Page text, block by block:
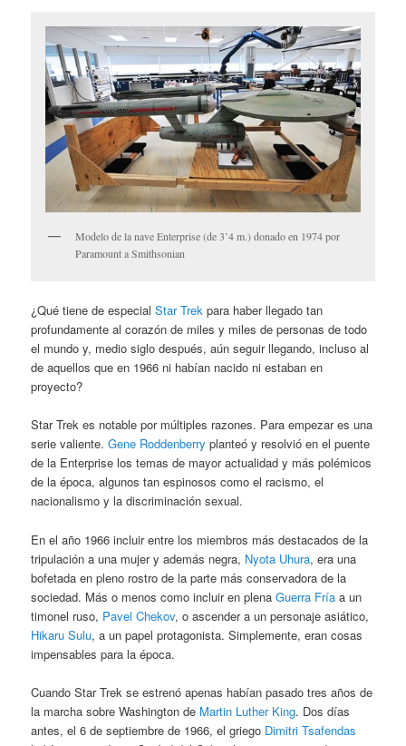
Modelo de la nave Enterprise (de 3’4 m.) donado en 1974 por
Paramount a Smithsonian
¿Qué tiene de especialStar Trek para haber llegado tan
profundamente al corazón de miles y miles de personas de todo
el mundo y, medio siglo después, aún seguir llegando, incluso al
de aquellos que en 1966 ni habían nacido ni estaban en
proyecto?
Star Trek es notable por múltiples razones. Para empezar es una
serie valiente.Gene Roddenberry planteó y resolvió en el puente
de la Enterprise los temas de mayor actualidad y más polémicos
de la época, algunos tan espinosos como el racismo, el
nacionalismo y la discriminación sexual.
En el año 1966 incluir entre los miembros más destacados de la
tripulación a una mujer y además negra, Nyota Uhura, era una
bofetada en pleno rostro de la parte más conservadora de la
sociedad. Más o menos como incluir en plenaGuerra Fría a un
timonel ruso, Pavel Chekov, o ascender a un personaje asiático,
Hikaru Sulu, a un papel protagonista. Simplemente, eran cosas
impensables para la época.
Cuando Star Trek se estrenó apenas habían pasado tres años de
la marcha sobre Washington de Martin Luther King. Dos días
antes, el 6 de septiembre de 1966, el griego Dimitri Tsafendas